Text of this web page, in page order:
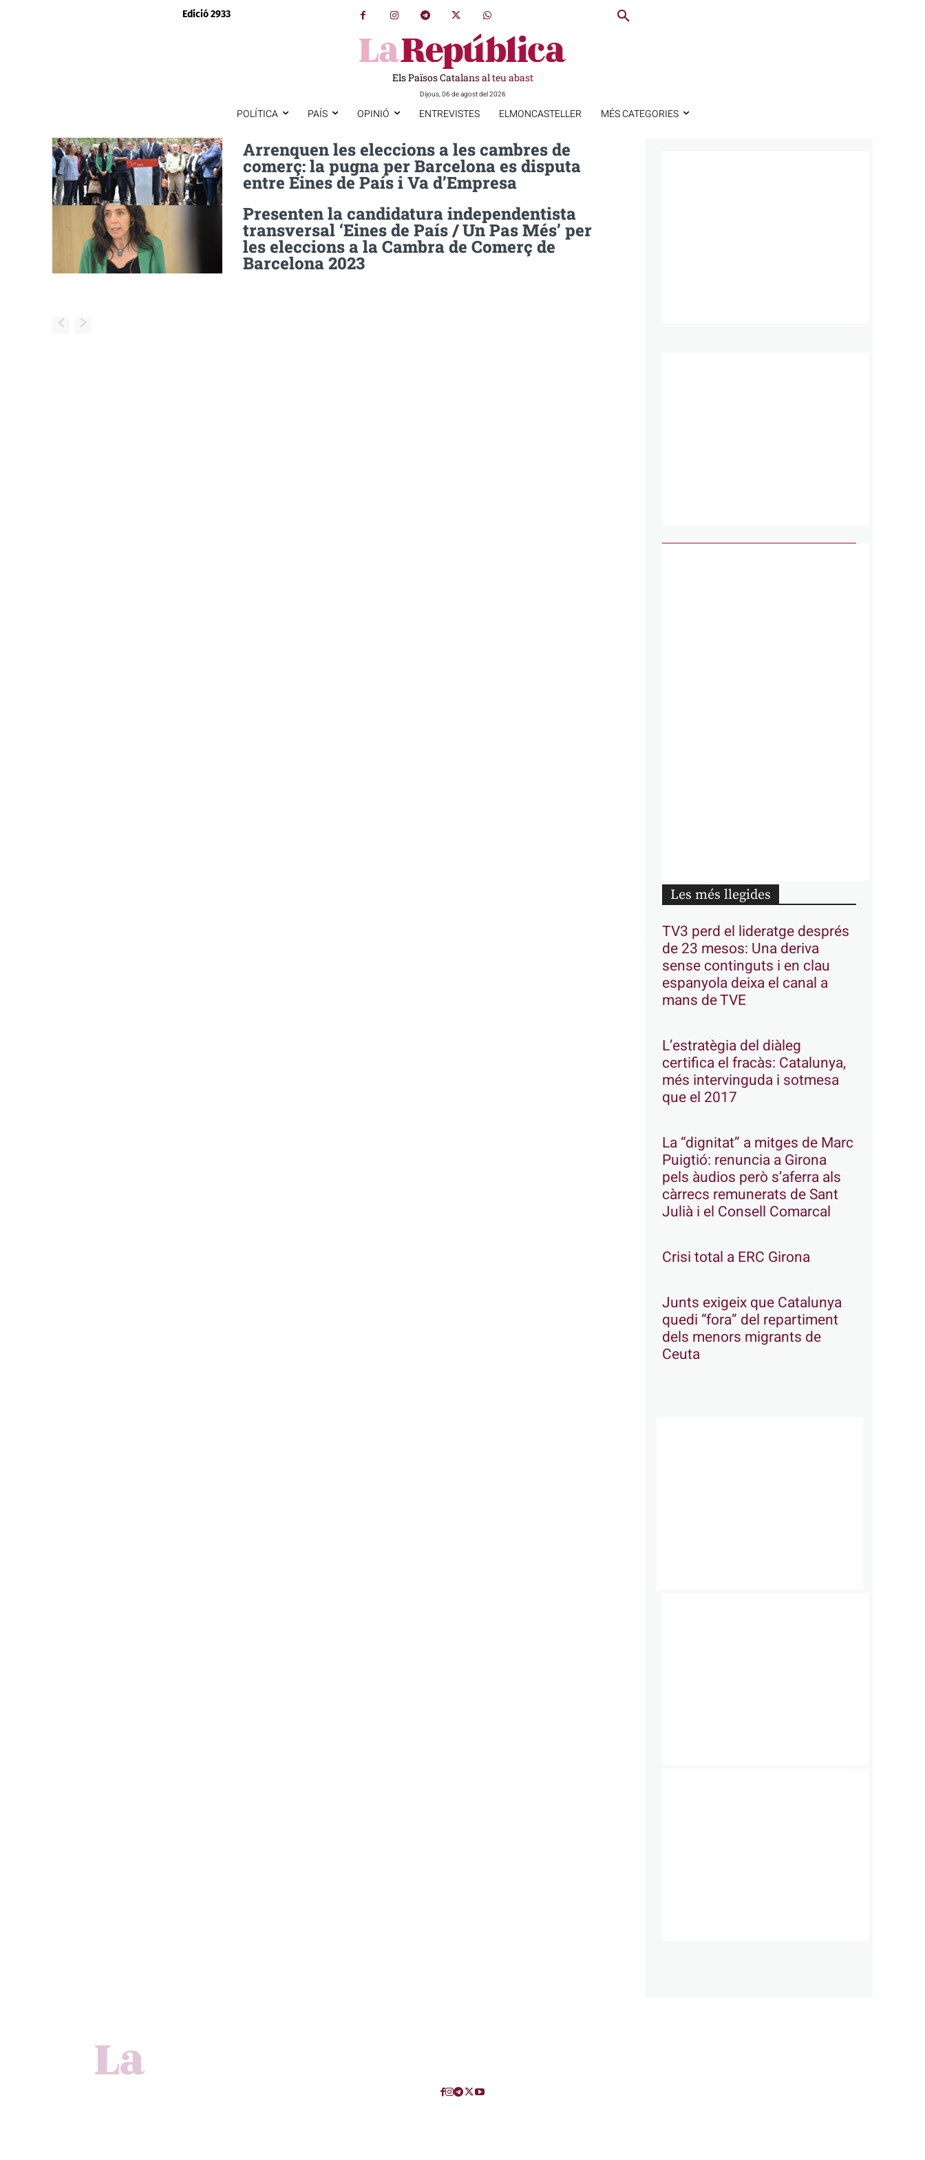
Edició 2933
Els Països Catalans al teu abast
Dijous, 06 de agost del 2026
POLÍTICA PAÍS OPINIÓ ENTREVISTES ELMONCASTELLER MÉS CATEGORIES
Arrenquen les eleccions a les cambres de
comerç: la pugna per Barcelona es disputa
entre Eines de País i Va d’Empresa
Presenten la candidatura independentista
transversal ‘Eines de País / Un Pas Més’ per
les eleccions a la Cambra de Comerç de
Barcelona 2023
Les més llegides
TV3 perd el lideratge després
de 23 mesos: Una deriva
sense continguts i en clau
espanyola deixa el canal a
mans de TVE
L’estratègia del diàleg
certifica el fracàs: Catalunya,
més intervinguda i sotmesa
que el 2017
La “dignitat” a mitges de Marc
Puigtió: renuncia a Girona
pels àudios però s’aferra als
càrrecs remunerats de Sant
Julià i el Consell Comarcal
Crisi total a ERC Girona
Junts exigeix que Catalunya
quedi “fora” del repartiment
dels menors migrants de
Ceuta